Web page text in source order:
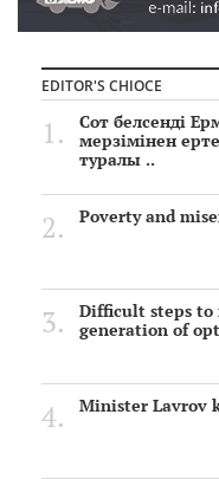
EDITOR'S CHIOCE
Сот белсенді
мерзімінен
туралы ..
Poverty and
Difficult steps
generation of
Minister Lavrov